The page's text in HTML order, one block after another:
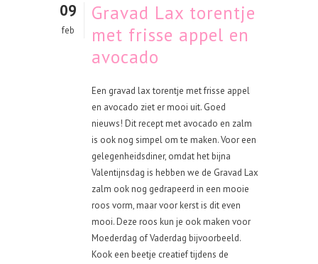
09
feb
Gravad Lax torentje
met frisse appel en
avocado
Een gravad lax torentje met frisse appel
en avocado ziet er mooi uit. Goed
nieuws! Dit recept met avocado en zalm
is ook nog simpel om te maken. Voor een
gelegenheidsdiner, omdat het bijna
Valentijnsdag is hebben we de Gravad Lax
zalm ook nog gedrapeerd in een mooie
roos vorm, maar voor kerst is dit even
mooi. Deze roos kun je ook maken voor
Moederdag of Vaderdag bijvoorbeeld.
Kook een beetje creatief tijdens de